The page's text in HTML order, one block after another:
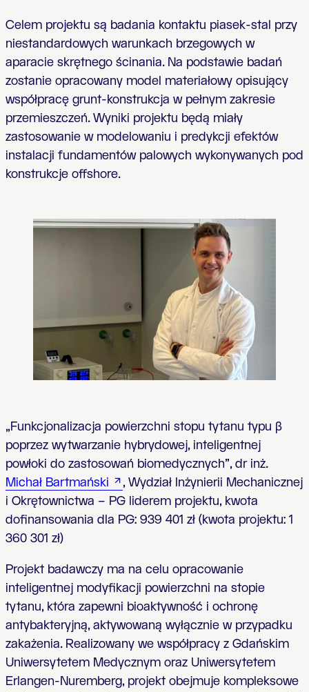
Celem projektu są badania kontaktu piasek-stal przy
niestandardowych warunkach brzegowych w
aparacie skrętnego ścinania. Na podstawie badań
zostanie opracowany model materiałowy opisujący
współpracę grunt-konstrukcja w pełnym zakresie
przemieszczeń. Wyniki projektu będą miały
zastosowanie w modelowaniu i predykcji efektów
instalacji fundamentów palowych wykonywanych pod
konstrukcje offshore.
„Funkcjonalizacja powierzchni stopu tytanu typu β
poprzez wytwarzanie hybrydowej, inteligentnej
powłoki do zastosowań biomedycznych", dr inż.
Michał Bartmański
, Wydział Inżynierii Mechanicznej
i Okrętownictwa – PG liderem projektu, kwota
dofinansowania dla PG: 939 401 zł (kwota projektu: 1
360 301 zł)
Projekt badawczy ma na celu opracowanie
inteligentnej modyfikacji powierzchni na stopie
tytanu, która zapewni bioaktywność i ochronę
antybakteryjną, aktywowaną wyłącznie w przypadku
zakażenia. Realizowany we współpracy z Gdańskim
Uniwersytetem Medycznym oraz Uniwersytetem
Erlangen-Nuremberg, projekt obejmuje kompleksowe